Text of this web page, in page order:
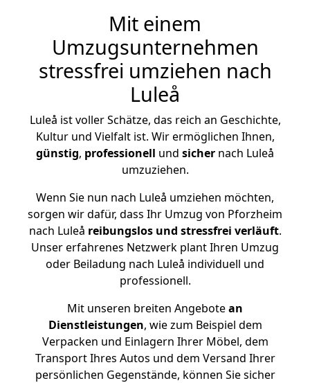
Mit einem
Umzugsunternehmen
stressfrei umziehen nach
Luleå
Luleå ist voller Schätze, das reich an Geschichte,
Kultur und Vielfalt ist. Wir ermöglichen Ihnen,
günstig, professionell und sicher nach Luleå
umzuziehen.
Wenn Sie nun nach Luleå umziehen möchten,
sorgen wir dafür, dass Ihr Umzug von Pforzheim
nach Luleå reibungslos und stressfrei verläuft.
Unser erfahrenes Netzwerk plant Ihren Umzug
oder Beiladung nach Luleå individuell und
professionell.
Mit unseren breiten Angebotean
Dienstleistungen, wie zum Beispiel dem
Verpacken und Einlagern Ihrer Möbel, dem
Transport Ihres Autos und dem Versand Ihrer
persönlichen Gegenstände, können Sie sicher